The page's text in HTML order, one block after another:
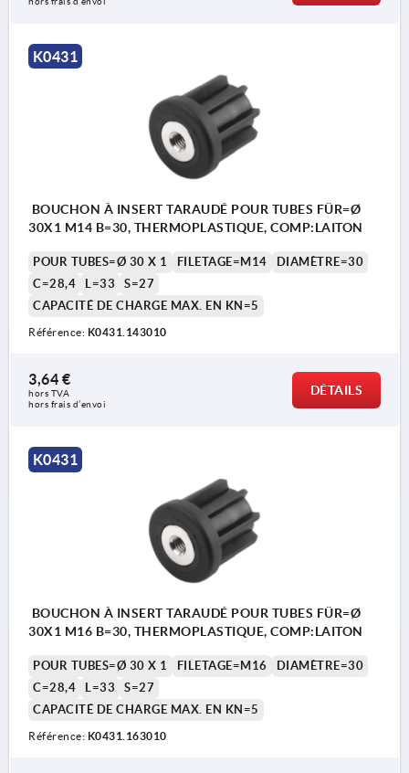
K0431
BOUCHON À INSERT TARAUDÉ POUR TUBES FÜR=Ø
30X1 M14 B=30, THERMOPLASTIQUE, COMP:LAITON
POUR TUBES=Ø 30 X 1 FILETAGE=M14
DIAMÈTRE=30
C=28,4
L=33
S=27
CAPACITÉ DE CHARGE MAX. EN KN=5
Référence: K0431.143010
3,64 €
hors TVA
hors frais d’envoi
DÉTAILS
K0431
BOUCHON À INSERT TARAUDÉ POUR TUBES FÜR=Ø
30X1 M16 B=30, THERMOPLASTIQUE, COMP:LAITON
POUR TUBES=Ø 30 X 1 FILETAGE=M16
DIAMÈTRE=30
C=28,4
L=33
S=27
CAPACITÉ DE CHARGE MAX. EN KN=5
Référence: K0431.163010